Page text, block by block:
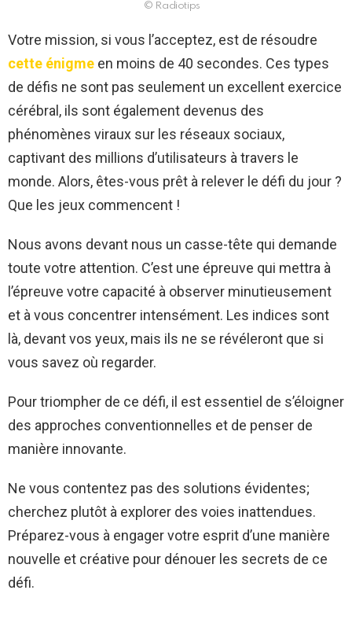
© Radiotips
Votre mission, si vous l’acceptez, est de résoudre
cette énigme en moins de 40 secondes. Ces types
de défis ne sont pas seulement un excellent exercice
cérébral, ils sont également devenus des
phénomènes viraux sur les réseaux sociaux,
captivant des millions d’utilisateurs à travers le
monde. Alors, êtes-vous prêt à relever le défi du jour ?
Que les jeux commencent !
Nous avons devant nous un casse-tête qui demande
toute votre attention. C’est une épreuve qui mettra à
l’épreuve votre capacité à observer minutieusement
et à vous concentrer intensément. Les indices sont
là, devant vos yeux, mais ils ne se révéleront que si
vous savez où regarder.
Pour triompher de ce défi, il est essentiel de s’éloigner
des approches conventionnelles et de penser de
manière innovante.
Ne vous contentez pas des solutions évidentes;
cherchez plutôt à explorer des voies inattendues.
Préparez-vous à engager votre esprit d’une manière
nouvelle et créative pour dénouer les secrets de ce
défi.